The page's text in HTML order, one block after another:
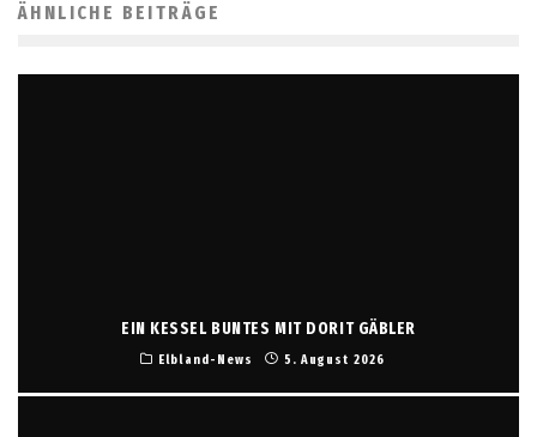
ÄHNLICHE BEITRÄGE
EIN KESSEL BUNTES MIT DORIT GÄBLER
Elbland-News 5. August 2026